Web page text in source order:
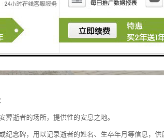
葬逝者的场所，提供性的安息之地。
纪念碑，用以记录逝者的姓名、生卒年月等信息，供